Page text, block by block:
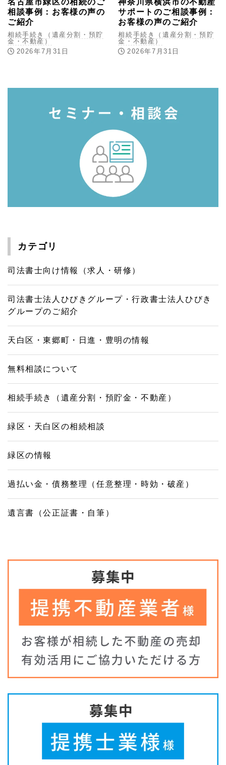
名古屋市緑区の相続のご
相談事例：お客様の声の
ご紹介
相続手続き（遺産分割・預貯
金・不動産）
2026年7月31日
神奈川県横浜市の不動産
サポートのご相談事例：
お客様の声のご紹介
相続手続き（遺産分割・預貯
金・不動産）
2026年7月31日
カテゴリ
司法書士向け情報（求人・研修）
司法書士法人ひびきグループ・行政書士法人ひびき
グループのご紹介
天白区・東郷町・日進・豊明の情報
無料相談について
相続手続き（遺産分割・預貯金・不動産）
緑区・天白区の相続相談
緑区の情報
過払い金・債務整理（任意整理・時効・破産）
遺言書（公正証書・自筆）